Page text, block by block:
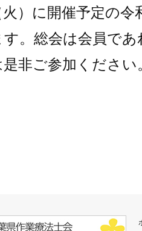
火）に開催予定の
。総会は会員で
非ご参加ください